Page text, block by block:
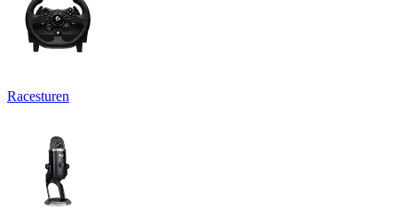
Racesturen